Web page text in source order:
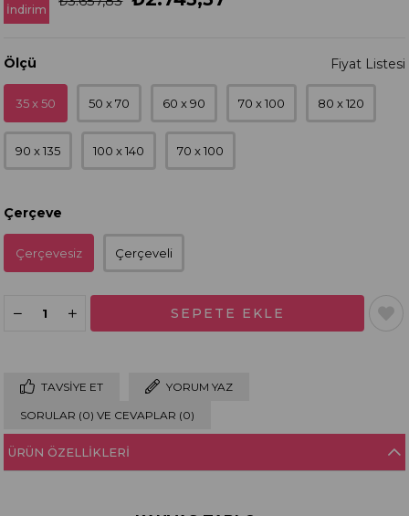
İndirim
Ölçü
35 x 50 50 x 70 60 x 90 70 x 100 80 x 120
90 x 135 100 x 140 70 x 100
Çerçeve
Çerçevesiz Çerçeveli
TAVSIYE ET YORUM YAZ
SORULAR (0) VE CEVAPLAR (0)
ÜRÜN ÖZELLIKLERI